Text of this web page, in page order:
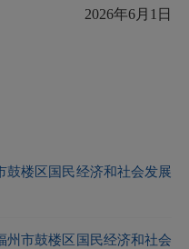
2026年6月1日
鼓楼区国民经济和社会发展
州市鼓楼区国民经济和社会